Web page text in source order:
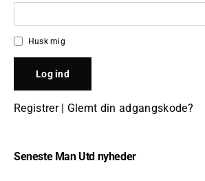
Husk mig
Registrer| Glemt din adgangskode?
Seneste Man Utd nyheder